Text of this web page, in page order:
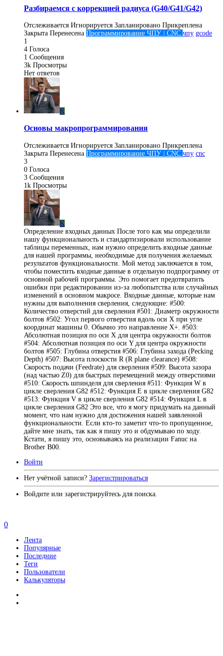
Разбираемся с коррекцией радиуса (G40/G41/G42)
Отслеживается Игнорируется Запланировано Прикреплена
Закрыта Перенесена Программирование ЧПУ | CNC чпу gcode
1
4 Голоса
1 Сообщения
3k Просмотры
Нет ответов
K
Основы макропрограммирования
Отслеживается Игнорируется Запланировано Прикреплена
Закрыта Перенесена Программирование ЧПУ | CNC чпу cnc
3
0 Голоса
3 Сообщения
1k Просмотры
K
Определение входных данных После того как мы определили
нашу функциональность и стандартизировали использование
таблицы переменных, нам нужно определить входные данные
для нашей программы, необходимые для получения желаемых
результатов функциональности. Мой метод заключается в том,
чтобы поместить входные данные в отдельную подпрограмму от
основной рабочей программы. Это помогает предотвратить
ошибки при редактировании из-за любопытства или случайных
изменений в основном макросе. Входные данные, которые нам
нужны для выполнения сверления, следующие: #500:
Количество отверстий для сверления #501: Диаметр окружности
болтов #502: Угол первого отверстия вдоль оси X при угле
координат машины 0. Обычно это направление X+. #503:
Абсолютная позиция по оси X для центра окружности болтов
#504: Абсолютная позиция по оси Y для центра окружности
болтов #505: Глубина отверстия #506: Глубина захода (Pecking
Depth) #507: Высота плоскости R (R plane clearance) #508:
Скорость подачи (Feedrate) для сверления #509: Высота зазора
(над частью Z0) для быстрых перемещений между отверстиями
#510: Скорость шпинделя для сверления #511: Функция W в
цикле сверления G82 #512: Функция E в цикле сверления G82
#513: Функция V в цикле сверления G82 #514: Функция L в
цикле сверления G82 Это все, что я могу придумать на данный
момент, что нам нужно для достижения нашей заявленной
функциональности. Если кто-то заметит что-то пропущенное,
дайте мне знать, так как я пишу это и обдумываю по ходу.
Кстати, я пишу это, основываясь на реализации Fanuc на
Brother B00.
Войти
Нет учётной записи? Зарегистрироваться
Войдите или зарегистрируйтесь для поиска.
0
Лента
Популярные
Последние
Теги
Пользователи
Калькуляторы